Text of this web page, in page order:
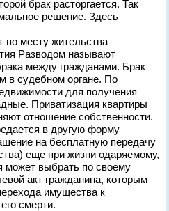
брак расторгается. Так
решение. Здесь
по месту жительства
Разводом называют
между гражданами. Брак
в судебном органе. По
для получения
Приватизация квартиры
отношение собственности.
в другую форму –
на бесплатную передачу
еще при жизни одаряемому,
может выбрать по своему
акт гражданина, которым
имущества к
смерти.